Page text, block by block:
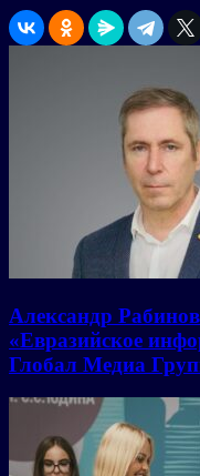
Александр
«Евразийское
Глобал Медиа